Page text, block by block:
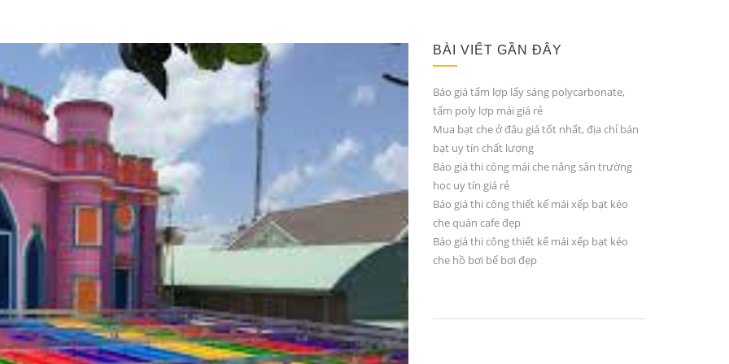
BÀI VIẾT GẦN ĐÂY
Báo giá tấm lợp lấy sáng polycarbonate,
tấm poly lợp mái giá rẻ
Mua bạt che ở đâu giá tốt nhất, địa chỉ bán
bạt uy tín chất lượng
Báo giá thi công mái che nắng sân trường
học uy tín giá rẻ
Báo giá thi công thiết kế mái xếp bạt kéo
che quán cafe đẹp
Báo giá thi công thiết kế mái xếp bạt kéo
che hồ bơi bể bơi đẹp